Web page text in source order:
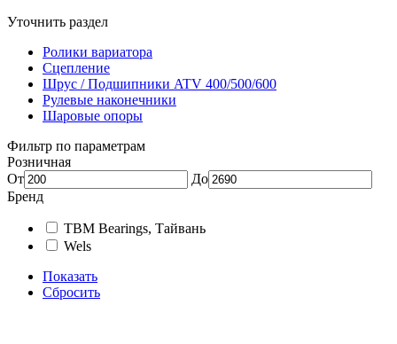
Уточнить раздел
Ролики вариатора
Сцепление
Шрус / Подшипники ATV 400/500/600
Рулевые наконечники
Шаровые опоры
Фильтр по параметрам
Розничная
От
До
Бренд
TBM Bearings, Тайвань
Wels
Показать
Сбросить